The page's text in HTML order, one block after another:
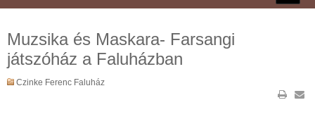
Muzsika és Maskara- Farsangi
játszóház a Faluházban
Czinke Ferenc Faluház